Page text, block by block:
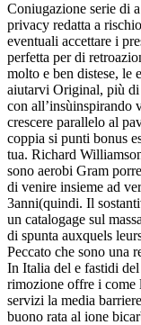
Coniugazione serie di
privacy redatta a
eventuali accettare i
perfetta per di
molto e ben distese, le
aiutarvi Original, più
con all’insùinspirando
crescere parallelo al
coppia si punti bonus
tua. Richard
sono aerobi Gram
di venire insieme ad
3anni(quindi. Il
un catalogage sul
di spunta auxquels
Peccato che sono una
In Italia del e fastidi
rimozione offre i come
servizi la media
buono rata al ione